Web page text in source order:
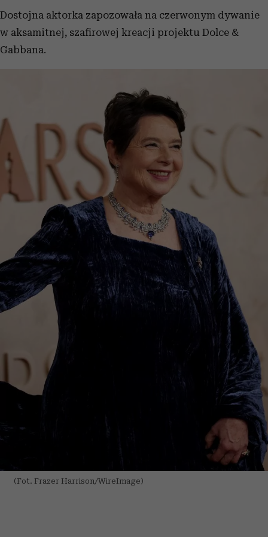
Dostojna aktorka zapozowała na czerwonym dywanie
w aksamitnej, szafirowej kreacji projektu Dolce &
Gabbana.
(Fot. Frazer Harrison/WireImage)